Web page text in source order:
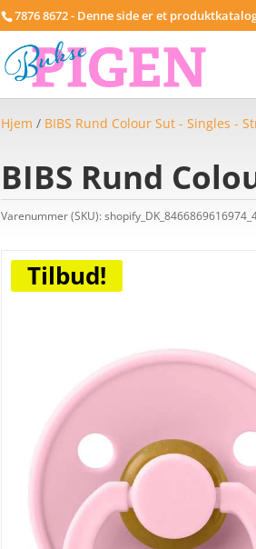
7876 8672 - Denne side er et
Hjem / BIBS Rund Colour Sut - Singles -
BIBS Rund
Varenummer (SKU):
Tilbud!